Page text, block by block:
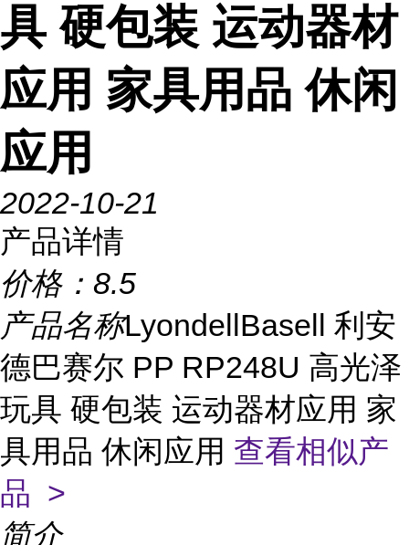
具 硬包装 运动器材
应用 家具用品 休闲
应用
2022-10-21
产品详情
价格： 8.5
产品名称LyondellBasell 利安
德巴赛尔 PP RP248U 高光泽
玩具 硬包装 运动器材应用 家
具用品 休闲应用 查看相似产
品 >
简介